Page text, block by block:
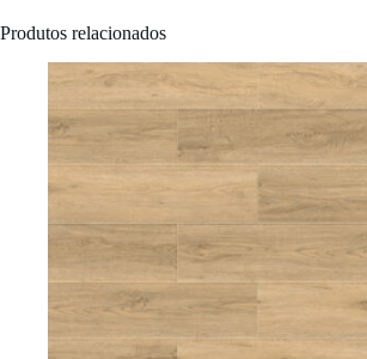
Produtos relacionados